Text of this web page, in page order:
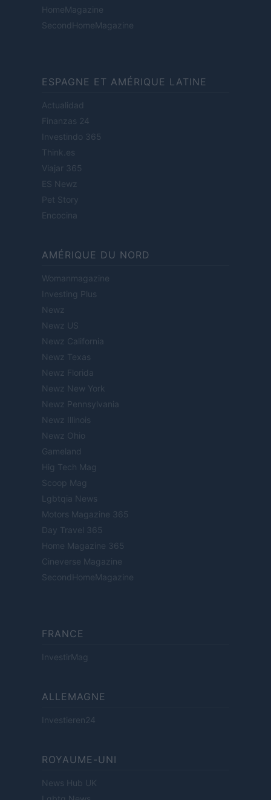
HomeMagazine
SecondHomeMagazine
ESPAGNE ET AMÉRIQUE LATINE
Actualidad
Finanzas 24
Investindo 365
Think.es
Viajar 365
ES Newz
Pet Story
Encocina
AMÉRIQUE DU NORD
Womanmagazine
Investing Plus
Newz
Newz US
Newz California
Newz Texas
Newz Florida
Newz New York
Newz Pennsylvania
Newz Illinois
Newz Ohio
Gameland
Hig Tech Mag
Scoop Mag
Lgbtqia News
Motors Magazine 365
Day Travel 365
Home Magazine 365
Cineverse Magazine
SecondHomeMagazine
FRANCE
InvestirMag
ALLEMAGNE
Investieren24
ROYAUME-UNI
News Hub UK